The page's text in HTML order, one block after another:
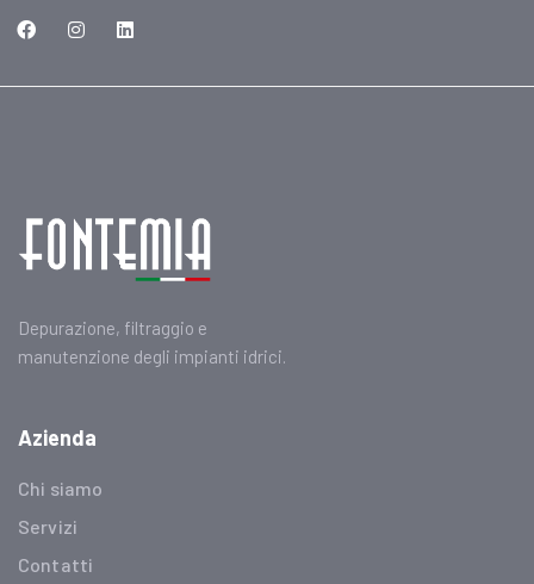
Depurazione, filtraggio e
manutenzione degli impianti idrici.
Azienda
Chi siamo
Servizi
Contatti